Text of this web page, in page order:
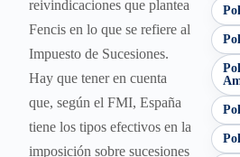
reivindicaciones que plantea
Fencis en lo que se refiere al
Impuesto de Sucesiones.
Hay que tener en cuenta
que, según el FMI, España
tiene los tipos efectivos en la
imposición sobre sucesiones